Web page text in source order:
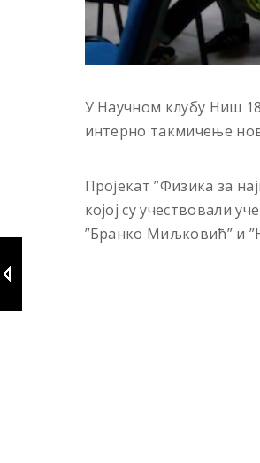
У Научном клубу Ниш
интерно такмичење
Пројекат ”Физика за
којој су учествовали
”Бранко Миљковић” и